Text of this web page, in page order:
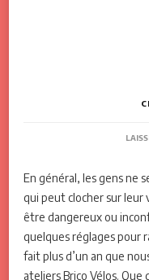
En général, les gens ne
qui peut clocher sur leur
être dangereux ou
quelques réglages pour
fait plus d’un an que
ateliers Brico Vélos.